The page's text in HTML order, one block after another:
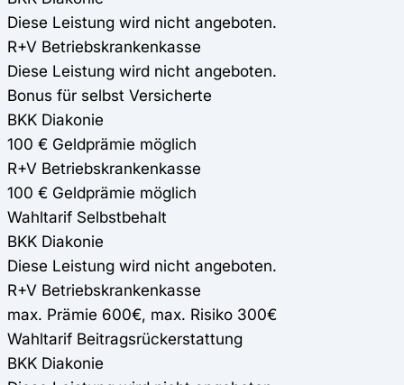
Diese Leistung wird nicht angeboten.
R+V Betriebskrankenkasse
Diese Leistung wird nicht angeboten.
Bonus für selbst Versicherte
BKK Diakonie
100 € Geldprämie möglich
R+V Betriebskrankenkasse
100 € Geldprämie möglich
Wahltarif Selbstbehalt
BKK Diakonie
Diese Leistung wird nicht angeboten.
R+V Betriebskrankenkasse
max. Prämie 600€, max. Risiko 300€
Wahltarif Beitragsrückerstattung
BKK Diakonie